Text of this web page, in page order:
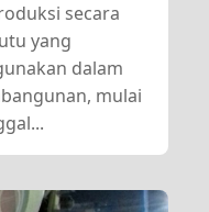
secara
yang
dalam
mulai